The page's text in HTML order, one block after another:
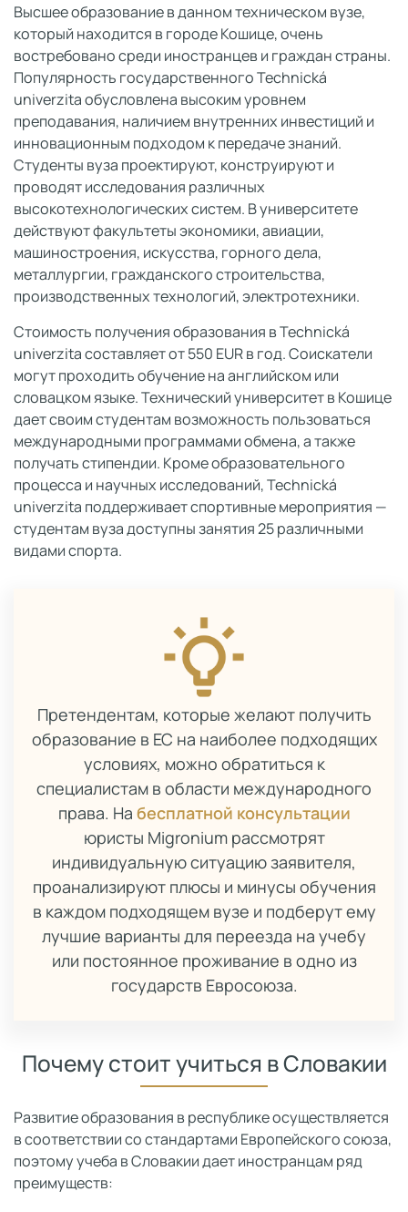
Высшее образование в данном техническом вузе,
который находится в городе Кошице, очень
востребовано среди иностранцев и граждан страны.
Популярность государственного Technická
univerzita обусловлена высоким уровнем
преподавания, наличием внутренних инвестиций и
инновационным подходом к передаче знаний.
Студенты вуза проектируют, конструируют и
проводят исследования различных
высокотехнологических систем. В университете
действуют факультеты экономики, авиации,
машиностроения, искусства, горного дела,
металлургии, гражданского строительства,
производственных технологий, электротехники.
Стоимость получения образования в Technická
univerzita составляет от 550 EUR в год. Соискатели
могут проходить обучение на английском или
словацком языке. Технический университет в Кошице
дает своим студентам возможность пользоваться
международными программами обмена, а также
получать стипендии. Кроме образовательного
процесса и научных исследований, Technická
univerzita поддерживает спортивные мероприятия —
студентам вуза доступны занятия 25 различными
видами спорта.
Претендентам, которые желают получить
образование в ЕС на наиболее подходящих
условиях, можно обратиться к
специалистам в области международного
права. На бесплатной консультации
юристы Migronium рассмотрят
индивидуальную ситуацию заявителя,
проанализируют плюсы и минусы обучения
в каждом подходящем вузе и подберут ему
лучшие варианты для переезда на учебу
или постоянное проживание в одно из
государств Евросоюза.
Почему стоит учиться в Словакии
Развитие образования в республике осуществляется
в соответствии со стандартами Европейского союза,
поэтому учеба в Словакии дает иностранцам ряд
преимуществ: